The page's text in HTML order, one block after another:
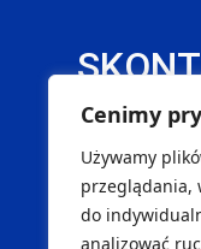
Cenimy
Używamy
przeglądania,
do
analizować
DANE
Handball
NIP